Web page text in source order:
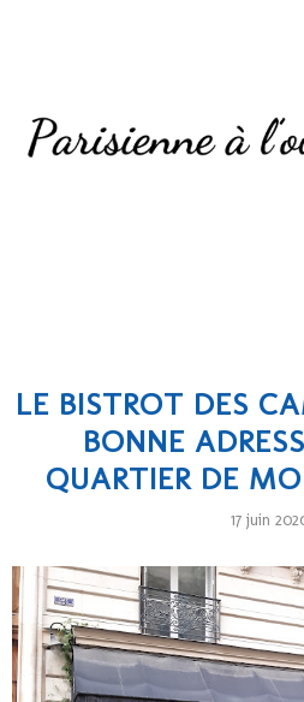
LE BISTROT DES
BONNE
QUARTIER DE
17 juin